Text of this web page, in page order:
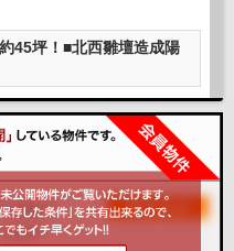
45坪！■北西雛壇造成陽